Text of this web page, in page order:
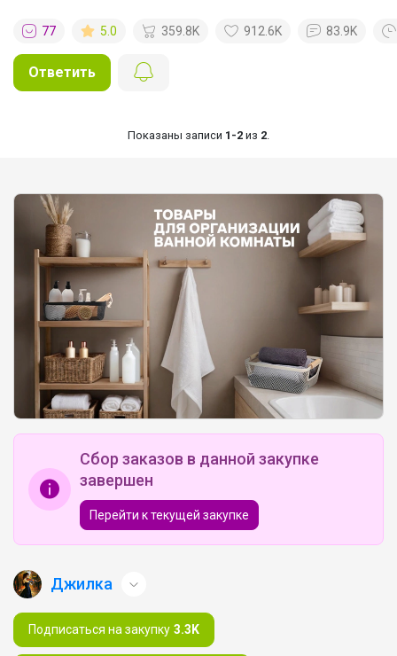
77 5.0 359.8K 912.6K 83.9K
Ответить
Показаны записи 1-2 из 2
Сбор заказов в данной закупке
завершен
Перейти к текущей закупке
Джилка
Подписаться на закупку 3.3K